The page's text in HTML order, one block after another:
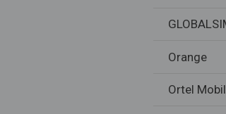
Orange
Ortel